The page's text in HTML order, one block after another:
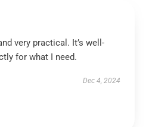
very practical. It’s well-
for what I need.
Dec 4, 2024